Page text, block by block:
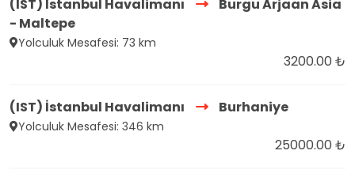
(IST) İstanbul Havalimanı
Burgu Arjaan Asia
- Maltepe
Yolculuk Mesafesi: 73 km
3200.00 ₺
(IST) İstanbul Havalimanı Burhaniye
Yolculuk Mesafesi: 346 km
25000.00 ₺